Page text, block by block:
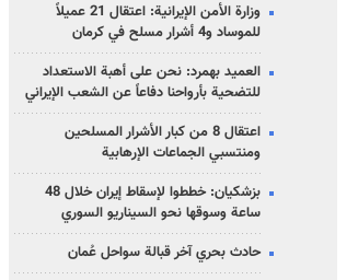
وزارة الأمن الإيرانية: اعتقال 21 عميلاً
للموساد و4 أشرار مسلح في كرمان
العميد بهمرد: نحن على أهبة الاستعداد
للتضحية بأرواحنا دفاعاً عن الشعب الإيراني
اعتقال 8 من كبار الأشرار المسلحين
ومنتسبي الجماعات الإرهابية
بزشكيان: خططوا لإسقاط إيران خلال 48
ساعة وسوقها نحو السيناريو السوري
حادث بحري آخر قبالة سواحل عُمان